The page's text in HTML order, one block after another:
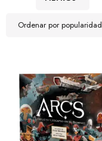
Ordenar por popularidad